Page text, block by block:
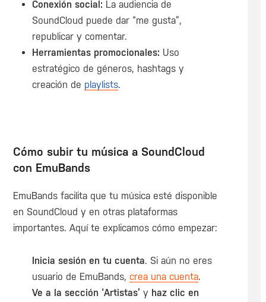
Conexión social: La audiencia de
SoundCloud puede dar “me gusta”,
republicar y comentar.
Herramientas promocionales: Uso
estratégico de géneros, hashtags y
creación de playlists.
Cómo subir tu música a SoundCloud
con EmuBands
EmuBands facilita que tu música esté disponible
en SoundCloud y en otras plataformas
importantes. Aquí te explicamos cómo empezar:
Inicia sesión en tu cuenta. Si aún no eres
usuario de EmuBands, crea una cuenta.
Ve a la sección ‘Artistas’ y haz clic en